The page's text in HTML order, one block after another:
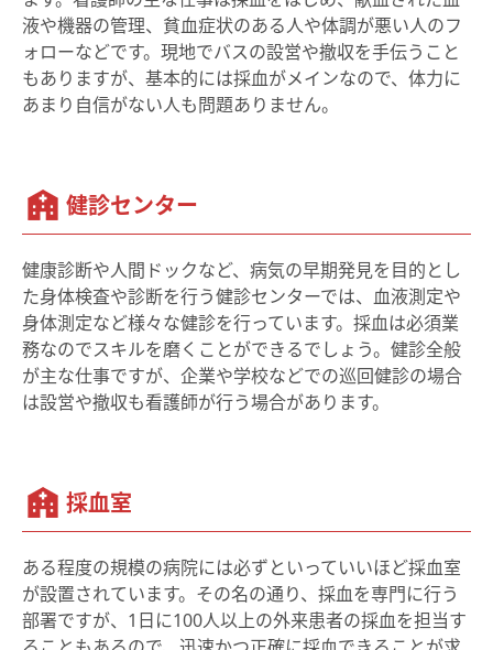
液や機器の管理、貧血症状のある人や体調が悪い人のフ
ォローなどです。現地でバスの設営や撤収を手伝うこと
もありますが、基本的には採血がメインなので、体力に
あまり自信がない人も問題ありません。
健診センター
健康診断や人間ドックなど、病気の早期発見を目的とし
た身体検査や診断を行う健診センターでは、血液測定や
身体測定など様々な健診を行っています。採血は必須業
務なのでスキルを磨くことができるでしょう。健診全般
が主な仕事ですが、企業や学校などでの巡回健診の場合
は設営や撤収も看護師が行う場合があります。
採血室
ある程度の規模の病院には必ずといっていいほど採血室
が設置されています。その名の通り、採血を専門に行う
部署ですが、1日に100人以上の外来患者の採血を担当す